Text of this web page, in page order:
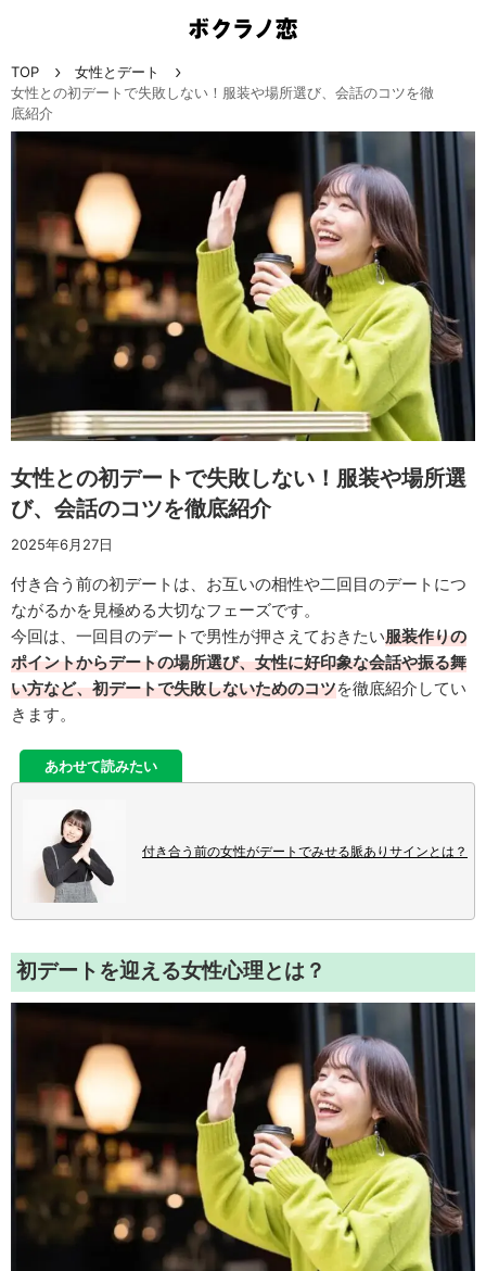
TOP
女性とデート
女性との初デートで失敗しない！服装や場所選び、会話のコツを徹
底紹介
女性との初デートで失敗しない！服装や場所選
び、会話のコツを徹底紹介
2025年6月27日
付き合う前の初デートは、お互いの相性や二回目のデートにつ
ながるかを見極める大切なフェーズです。
今回は、一回目のデートで男性が押さえておきたい服装作りの
ポイントからデートの場所選び、女性に好印象な会話や振る舞
い方など、初デートで失敗しないためのコツを徹底紹介してい
きます。
あわせて読みたい
付き合う前の女性がデートでみせる脈ありサインとは？
初デートを迎える女性心理とは？